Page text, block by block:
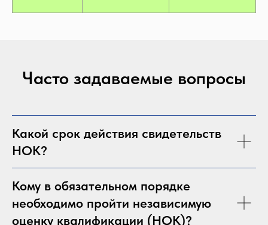
Часто задаваемые вопросы
Какой срок действия свидетельств
НОК?
Кому в обязательном порядке
необходимо пройти независимую
оценку квалификации (НОК)?